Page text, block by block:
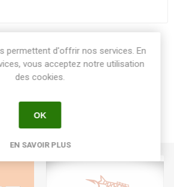
Share:
permettent d'offrir nos services. En
vous acceptez notre utilisation
des cookies.
OK
EN SAVOIR PLUS